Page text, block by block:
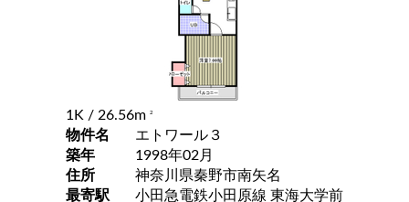
1K / 26.56m 2
物件名
エトワール３
築年
1998年02月
住所
神奈川県秦野市南矢名
最寄駅
小田急電鉄小田原線 東海大学前